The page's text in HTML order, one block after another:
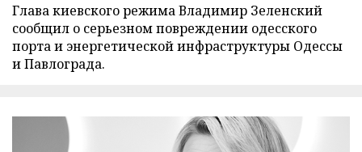
Глава киевского режима Владимир Зеленский
сообщил о серьезном повреждении одесского
порта и энергетической инфраструктуры Одессы
и Павлограда.